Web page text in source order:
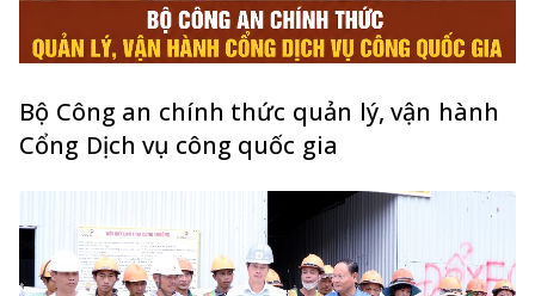
Bộ Công an chính thức quản lý, vận hành
Cổng Dịch vụ công quốc gia